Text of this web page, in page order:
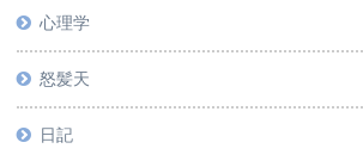
心理学
怒髪天
日記